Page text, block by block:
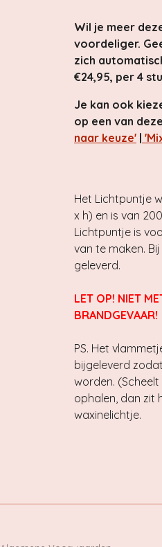
Wil je meer
voordeliger.
zich
€24,95, per 4
Je kan ook
op een van
naar keuze' |
Het Lichtpuntje
x h) en is van
Lichtpuntje is
van te maken.
geleverd.
LET OP! NIET
BRANDGEVAAR!
PS. Het
bijgeleverd
worden.
ophalen, dan zit
waxinelichtje.